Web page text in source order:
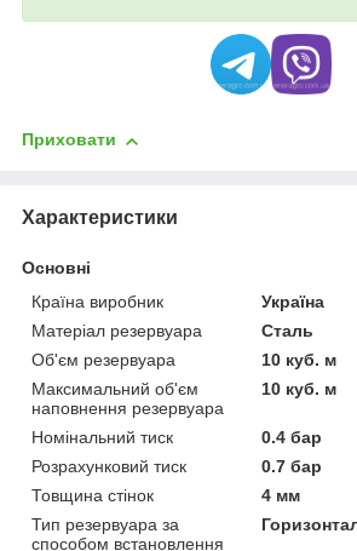
Приховати
Характеристики
Основні
Країна виробник
Україна
Матеріал резервуара
Сталь
Об'єм резервуара
10 куб. м
Максимальний об'єм
наповнення резервуара
10 куб. м
Номінальний тиск
0.4 бар
Розрахунковий тиск
0.7 бар
Товщина стінок
4 мм
Тип резервуара за
способом встановлення